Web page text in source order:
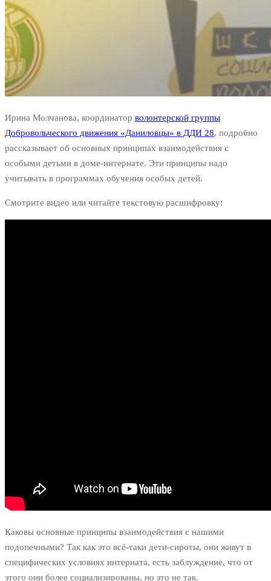
Ирина Молчанова, координатор волонтерской группы
Добровольческого движения «Даниловцы» в ДДИ 28, подробно
рассказывает об основных принципах взаимодействия с
особыми детьми в доме-интернате. Эти принципы надо
учитывать в программах обучения особых детей.
Смотрите видео или читайте текстовую расшифровку:
Каковы основные принципы взаимодействия с нашими
подопечными? Так как это всё-таки дети-сироты, они живут в
специфических условиях интерната, есть заблуждение, что от
этого они более социализированы, но это не так.